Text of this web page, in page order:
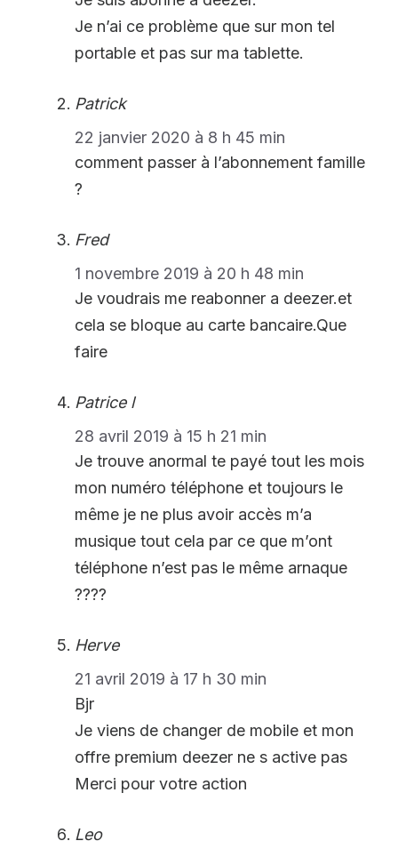
Je n’ai ce problème que sur mon tel
portable et pas sur ma tablette.
Patrick
22 janvier 2020 à 8 h 45 min
comment passer à l’abonnement famille
?
Fred
1 novembre 2019 à 20 h 48 min
Je voudrais me reabonner a deezer.et
cela se bloque au carte bancaire.Que
faire
Patrice l
28 avril 2019 à 15 h 21 min
Je trouve anormal te payé tout les mois
mon numéro téléphone et toujours le
même je ne plus avoir accès m’a
musique tout cela par ce que m’ont
téléphone n’est pas le même arnaque
????
Herve
21 avril 2019 à 17 h 30 min
Bjr
Je viens de changer de mobile et mon
offre premium deezer ne s active pas
Merci pour votre action
Leo